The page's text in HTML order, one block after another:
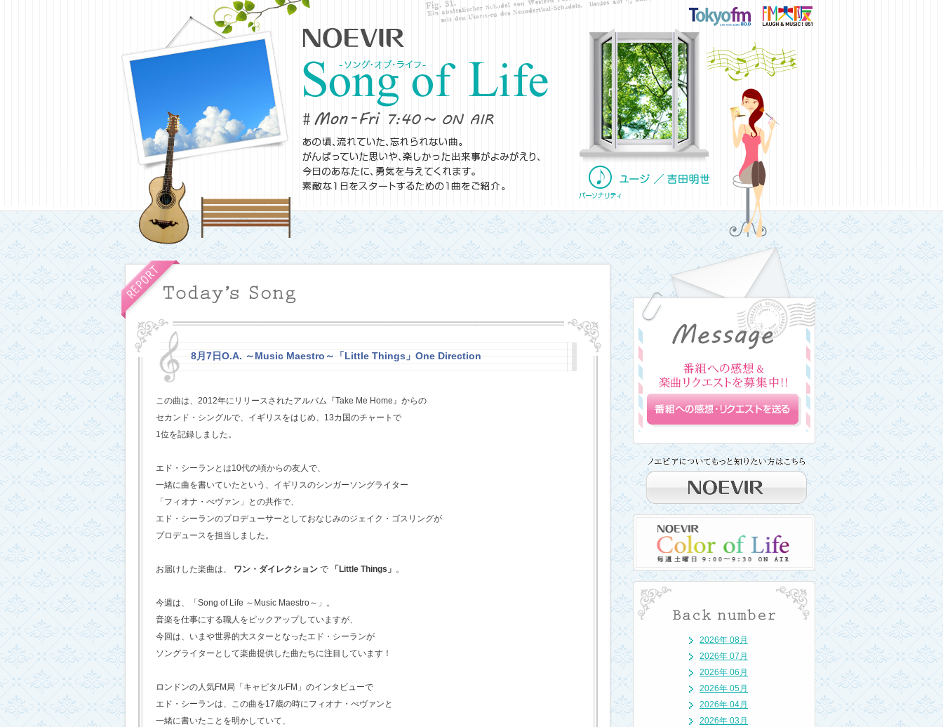
8月7日O.A. ～Music Maestro～「Little Things」One Direction
この曲は、2012年にリリースされたアルバム『Take Me Home』からの
セカンド・シングルで、イギリスをはじめ、13カ国のチャートで
1位を記録しました。
エド・シーランとは10代の頃からの友人で、
一緒に曲を書いていたという、イギリスのシンガーソングライター
「フィオナ・べヴァン」との共作で、
エド・シーランのプロデューサーとしておなじみのジェイク・ゴスリングが
プロデュースを担当しました。
お届けした楽曲は、 ワン・ダイレクション で 「Little Things」 。
今週は、「Song of Life ～Music Maestro～」。
音楽を仕事にする職人をピックアップしていますが、
今回は、いまや世界的大スターとなったエド・シーランが
ソングライターとして楽曲提供した曲たちに注目しています！
ロンドンの人気FM局「キャピタルFM」のインタビューで
エド・シーランは、この曲を17歳の時にフィオナ・べヴァンと
一緒に書いたことを明かしていて、
2026年 08月
2026年 07月
2026年 06月
2026年 05月
2026年 04月
2026年 03月